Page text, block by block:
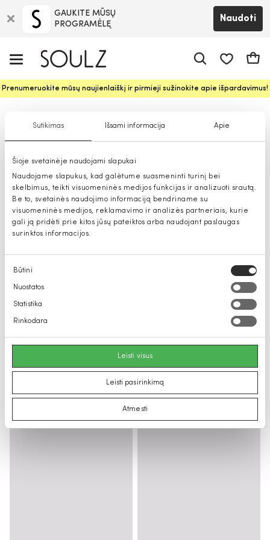
Sutikimas Išsami informacija Apie
Šioje svetainėje naudojami slapukai
Naudojame slapukus, kad galėtume suasmeninti turinį bei
skelbimus, teikti visuomeninės medijos funkcijas ir analizuoti srautą.
Be to, svetainės naudojimo informaciją bendriname su
visuomeninės medijos, reklamavimo ir analizės partneriais, kurie
gali ją pridėti prie kitos jūsų pateiktos arba naudojant paslaugas
surinktos informacijos.
Sutikimo
pasirinkimas
Būtini
Nuostatos
Statistika
Rinkodara
Leisti visus
Leisti pasirinkimą
Atmesti
GAUKITE MŪSŲ
PROGRAMĖLĘ
Naudoti
Prenumeruokite mūsų naujienlaiškį ir pirmieji sužinokite apie išpardavimus!
Commander išpardavimas moterims